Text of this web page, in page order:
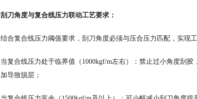
刮刀角度与复合线压力联动工艺要求：
结合复合线压力阈值要求，刮刀角度必须与压合压力匹配，实现工
当复合线压力处于临界值（1000kgf/m左右）：禁止过小角度刮
加导致脱层；